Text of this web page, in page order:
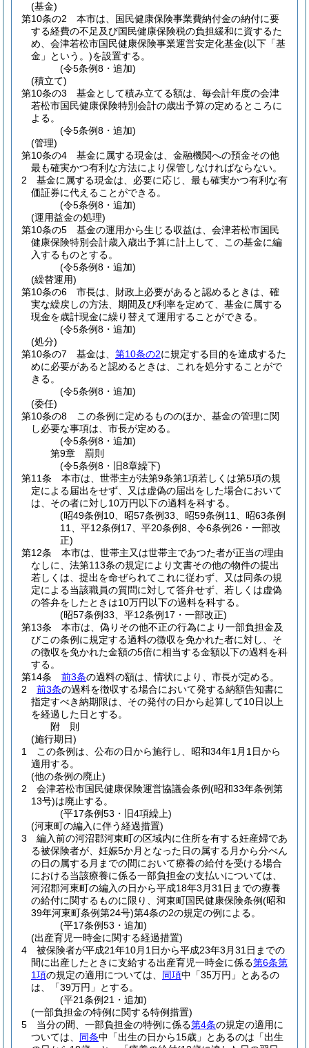
(基金)
第10条の2
本市は、国民健康保険事業費納付金の納付に要
する経費の不足及び国民健康保険税の負担緩和に資するた
め、会津若松市国民健康保険事業運営安定化基金(以下「基
金」という。)を設置する。
(令5条例8・追加)
(積立て)
第10条の3
基金として積み立てる額は、毎会計年度の会津
若松市国民健康保険特別会計の歳出予算の定めるところに
よる。
(令5条例8・追加)
(管理)
第10条の4
基金に属する現金は、金融機関への預金その他
最も確実かつ有利な方法により保管しなければならない。
2
基金に属する現金は、必要に応じ、最も確実かつ有利な有
価証券に代えることができる。
(令5条例8・追加)
(運用益金の処理)
第10条の5
基金の運用から生じる収益は、会津若松市国民
健康保険特別会計歳入歳出予算に計上して、この基金に編
入するものとする。
(令5条例8・追加)
(繰替運用)
第10条の6
市長は、財政上必要があると認めるときは、確
実な繰戻しの方法、期間及び利率を定めて、基金に属する
現金を歳計現金に繰り替えて運用することができる。
(令5条例8・追加)
(処分)
第10条の7
基金は、 第10条の2に規定する目的を達成するた
めに必要があると認めるときは、これを処分することがで
きる。
(令5条例8・追加)
(委任)
第10条の8
この条例に定めるもののほか、基金の管理に関
し必要な事項は、市長が定める。
(令5条例8・追加)
第9章
罰則
(令5条例8・旧8章繰下)
第11条
本市は、世帯主が法第9条第1項若しくは第5項の規
定による届出をせず、又は虚偽の届出をした場合において
は、その者に対し10万円以下の過料を科する。
(昭49条例10、昭57条例33、昭59条例11、昭63条例
11、平12条例17、平20条例8、令6条例26・一部改
正)
第12条
本市は、世帯主又は世帯主であつた者が正当の理由
なしに、法第113条の規定により文書その他の物件の提出
若しくは、提出を命ぜられてこれに従わず、又は同条の規
定による当該職員の質問に対して答弁せず、若しくは虚偽
の答弁をしたときは10万円以下の過料を科する。
(昭57条例33、平12条例17・一部改正)
第13条
本市は、偽りその他不正の行為により一部負担金及
びこの条例に規定する過料の徴収を免かれた者に対し、そ
の徴収を免かれた金額の5倍に相当する金額以下の過料を科
する。
第14条
前3条の過料の額は、情状により、市長が定める。
2
前3条の過料を徴収する場合において発する納額告知書に
指定すべき納期限は、その発付の日から起算して10日以上
を経過した日とする。
附 則
(施行期日)
1
この条例は、公布の日から施行し、昭和34年1月1日から
適用する。
(他の条例の廃止)
2
会津若松市国民健康保険運営協議会条例(昭和33年条例第
13号)は廃止する。
(平17条例53・旧4項繰上)
(河東町の編入に伴う経過措置)
3
編入前の河沼郡河東町の区域内に住所を有する妊産婦であ
る被保険者が、妊娠5か月となった日の属する月から分べん
の日の属する月までの間において療養の給付を受ける場合
における当該療養に係る一部負担金の支払いについては、
河沼郡河東町の編入の日から平成18年3月31日までの療養
の給付に関するものに限り、河東町国民健康保険条例(昭和
39年河東町条例第24号)第4条の2の規定の例による。
(平17条例53・追加)
(出産育児一時金に関する経過措置)
4
被保険者が平成21年10月1日から平成23年3月31日までの
間に出産したときに支給する出産育児一時金に係る第6条第
1項の規定の適用については、 同項中「35万円」とあるの
は、「39万円」とする。
(平21条例21・追加)
(一部負担金の特例に関する特例措置)
5
当分の間、一部負担金の特例に係る第4条の規定の適用に
ついては、 同条中「出生の日から15歳」とあるのは「出生